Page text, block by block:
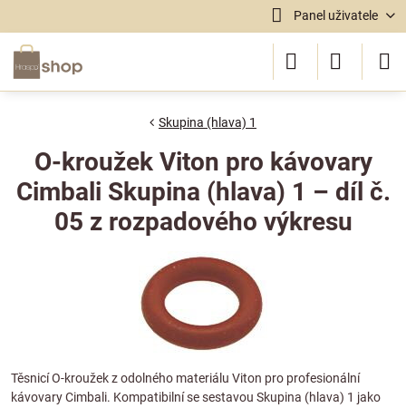
Panel uživatele
Skupina (hlava) 1
O-kroužek Viton pro kávovary
Cimbali Skupina (hlava) 1 – díl č.
05 z rozpadového výkresu
Těsnicí O-kroužek z odolného materiálu Viton pro profesionální
kávovary Cimbali. Kompatibilní se sestavou Skupina (hlava) 1 jako